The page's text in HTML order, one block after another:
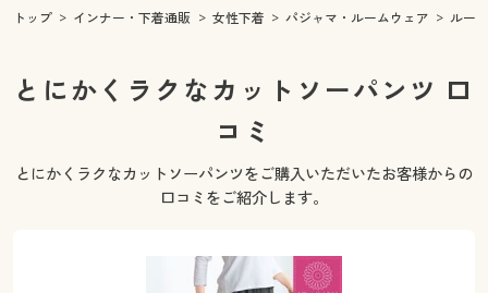
レディースファッション
女性下着
インナー・下着通販すべて
女性下着
ジュニア・ティーンズ下着
メンズ
メンズ通販すべて
家電・雑貨
キッチン・雑貨・日用品
寝具・インテリア・家具
寝具・インテリア・家具通販すべて
キッチン・雑貨・日用品
寝具・インテリア・家具通販すべて
家具・収納
美容・健康通販すべて
制服・スクール
トップ インナー・下着通販 女性下着 パジャマ・ルームウェア ルー
とにかくラクなカットソーパンツ 口
コミ
とにかくラクなカットソーパンツをご購入いただいたお客様からの
口コミをご紹介します。